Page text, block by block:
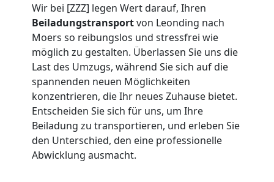
Wir bei [ZZZ] legen Wert darauf, Ihren
Beiladungstransportvon Leonding nach
Moers so reibungslos und stressfrei wie
möglich zu gestalten. Überlassen Sie uns die
Last des Umzugs, während Sie sich auf die
spannenden neuen Möglichkeiten
konzentrieren, die Ihr neues Zuhause bietet.
Entscheiden Sie sich für uns, um Ihre
Beiladung zu transportieren, und erleben Sie
den Unterschied, den eine professionelle
Abwicklung ausmacht.
Mann
LKW
Leonding
Kunsttransport